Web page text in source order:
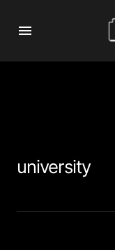
university